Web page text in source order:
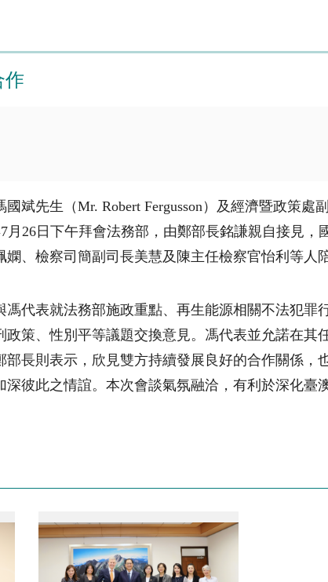
作
國斌先生（Mr. Robert Fergusson）及經濟暨政策處
7月 26 日下午拜會法務部，由鄭部長銘謙親自接見，
嫻、檢察司簡副司長美慧及陳主任檢察官怡利等人陪
馮代表就法務部施政重點、再生能源相關不法犯罪
政策、性別平等議題交換意見。馮代表並允諾在其
部長則表示，欣見雙方持續發展良好的合作關係，
深彼此之情誼。本次會談氣氛融洽，有利於深化臺